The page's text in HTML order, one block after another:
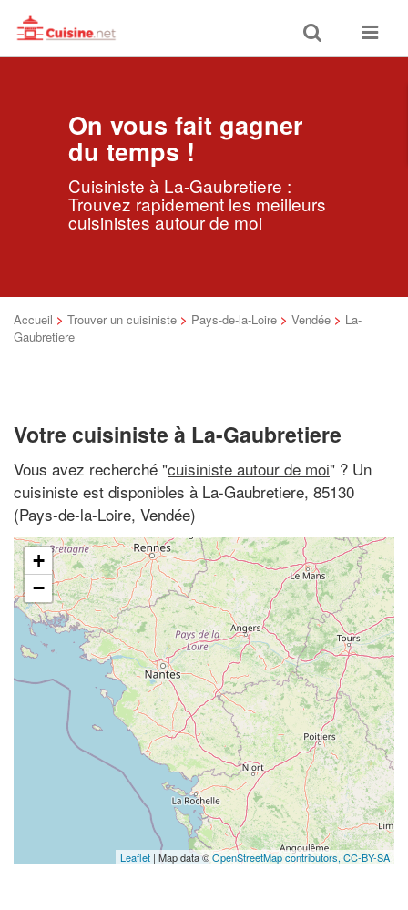
Toggle
search
Toggle
On vous fait gagner
du temps !
Cuisiniste à La-Gaubretiere :
Trouvez rapidement les meilleurs
cuisinistes autour de moi
Accueil > Trouver un cuisiniste > Pays-de-la-Loire > Vendée > La-
Gaubretiere
Votre cuisiniste à La-Gaubretiere
Vous avez recherché "cuisiniste autour de moi" ? Un
cuisiniste est disponibles à La-Gaubretiere, 85130
(Pays-de-la-Loire, Vendée)
+
−
Leaflet | Map data ©OpenStreetMap contributors, CC-BY-SA